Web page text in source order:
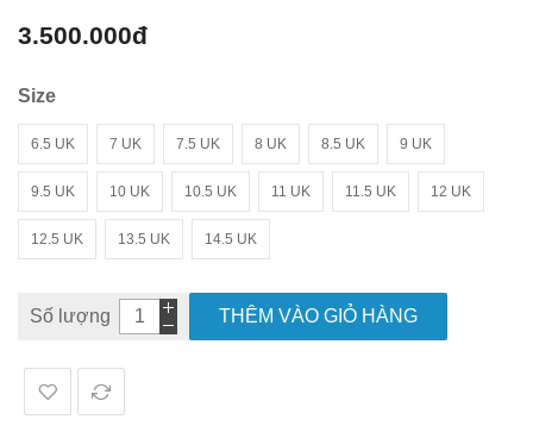
3.500.000đ
Size
6.5 UK 7 UK 7.5 UK 8 UK 8.5 UK 9 UK
9.5 UK 10 UK 10.5 UK 11 UK 11.5 UK 12 UK
12.5 UK 13.5 UK 14.5 UK
Số lượng THÊM VÀO GIỎ HÀNG